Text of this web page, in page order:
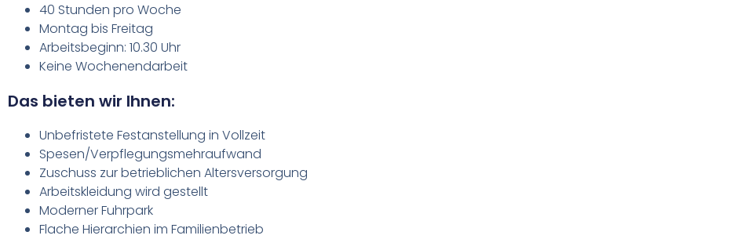
40 Stunden pro Woche
Montag bis Freitag
Arbeitsbeginn: 10.30 Uhr
Keine Wochenendarbeit
Das bieten wir Ihnen:
Unbefristete Festanstellung in Vollzeit
Spesen/Verpflegungsmehraufwand
Zuschuss zur betrieblichen Altersversorgung
Arbeitskleidung wird gestellt
Moderner Fuhrpark
Flache Hierarchien im Familienbetrieb